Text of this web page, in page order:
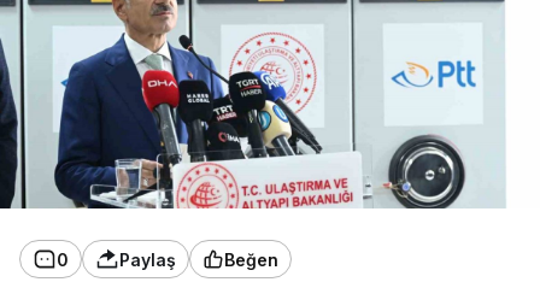
0 Paylaş Beğen